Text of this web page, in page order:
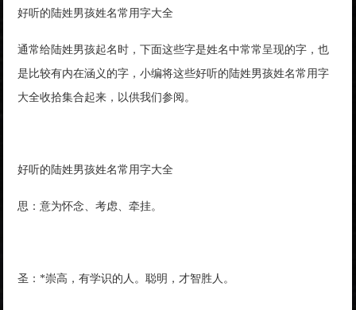
好听的陆姓男孩姓名常用字大全
通常给陆姓男孩起名时，下面这些字是姓名中常常呈现的字，也
是比较有内在涵义的字，小编将这些好听的陆姓男孩姓名常用字
大全收拾集合起来，以供我们参阅。
好听的陆姓男孩姓名常用字大全
思：意为怀念、考虑、牵挂。
圣：*崇高，有学识的人。聪明，才智胜人。